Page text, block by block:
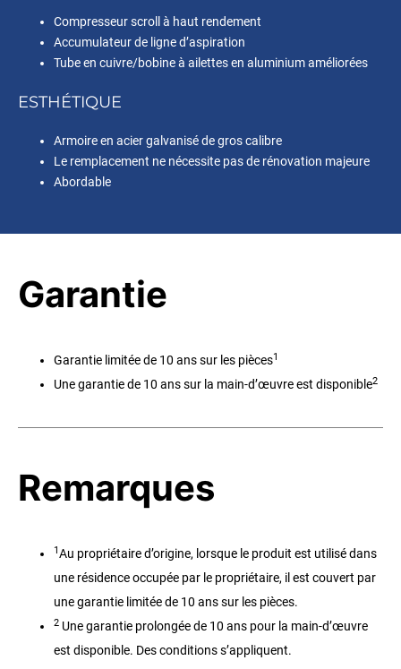
Compresseur scroll à haut rendement
Accumulateur de ligne d’aspiration
Tube en cuivre/bobine à ailettes en aluminium améliorées
ESTHÉTIQUE
Armoire en acier galvanisé de gros calibre
Le remplacement ne nécessite pas de rénovation majeure
Abordable
Garantie
Garantie limitée de 10 ans sur les pièces1
Une garantie de 10 ans sur la main-d’œuvre est disponible2
Remarques
1Au propriétaire d’origine, lorsque le produit est utilisé dans
une résidence occupée par le propriétaire, il est couvert par
une garantie limitée de 10 ans sur les pièces.
2 Une garantie prolongée de 10 ans pour la main-d’œuvre
est disponible. Des conditions s’appliquent.